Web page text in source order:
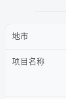
地市
项目名称